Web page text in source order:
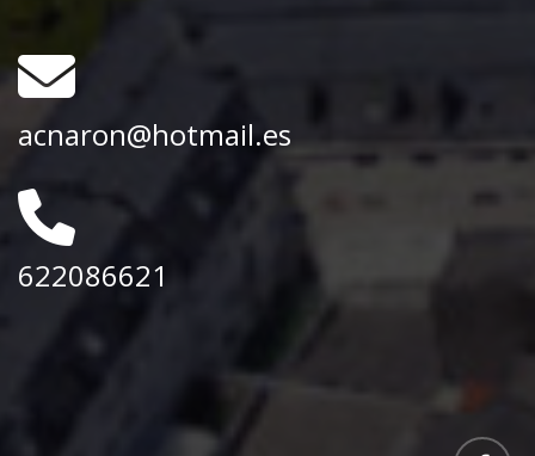
acnaron@hotmail.es
622086621